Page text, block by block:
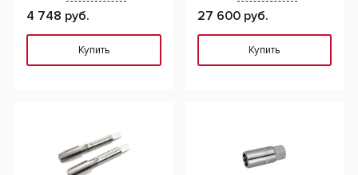
4 748 руб.
Купить
27 600 руб.
Купить